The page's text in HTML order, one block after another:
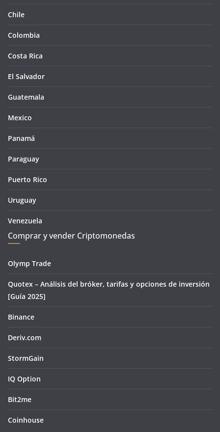
Chile
Colombia
Costa Rica
El Salvador
Guatemala
Mexico
Panamá
Paraguay
Puerto Rico
Uruguay
Venezuela
Comprar y vender Criptomonedas
Olymp Trade
Quotex – Análisis del bróker, tarifas y opciones de inversión
[Guía 2025]
Binance
Deriv.com
StormGain
IQ Option
Bit2me
Coinhouse